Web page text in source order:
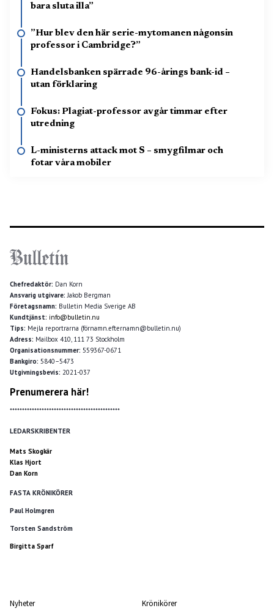
bara sluta illa”
”Hur blev den här serie-mytomanen någonsin
professor i Cambridge?”
Handelsbanken spärrade 96-årings bank-id –
utan förklaring
Fokus: Plagiat-professor avgår timmar efter
utredning
L-ministerns attack mot S – smygfilmar och
fotar våra mobiler
Chefredaktör: Dan Korn
Ansvarig utgivare:Jakob Bergman
Företagsnamn: Bulletin Media Sverige AB
Kundtjänst: info@bulletin.nu
Tips: Mejla reportrarna (förnamn.efternamn@bulletin.nu)
Adress: Mailbox 410, 111 73 Stockholm
Organisationsnummer: 559367-0671
Bankgiro: 5840–5473
Utgivningsbevis: 2021-037
Prenumerera här!
*********************************************
LEDARSKRIBENTER
Mats Skogkär
Klas Hjort
Dan Korn
FASTA KRÖNIKÖRER
Paul Holmgren
Torsten Sandström
Birgitta Sparf
Nyheter Krönikörer